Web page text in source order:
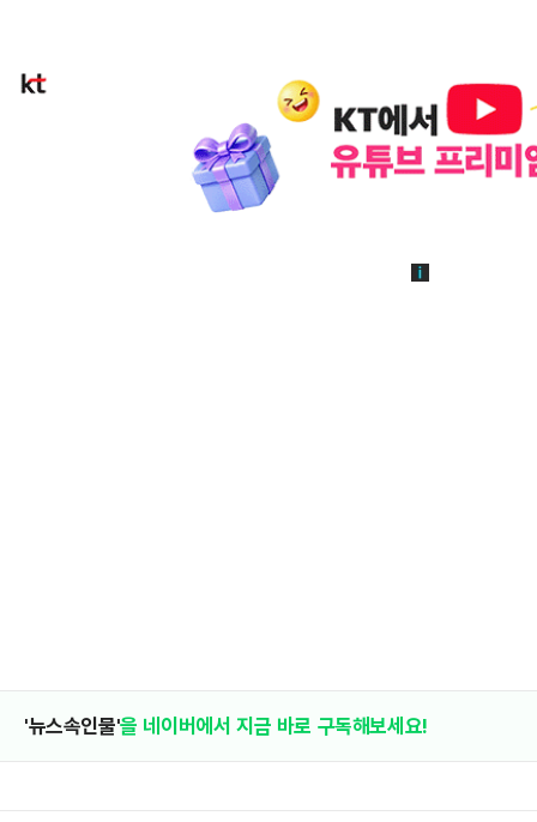
'뉴스속인물'을 네이버에서 지금 바로 구독해보세요!